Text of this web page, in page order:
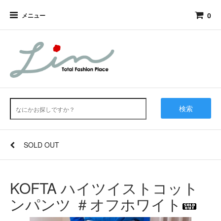
メニュー 0
検索
SOLD OUT
KOFTA ハイツイストコット
ンパンツ ＃オフホワイト